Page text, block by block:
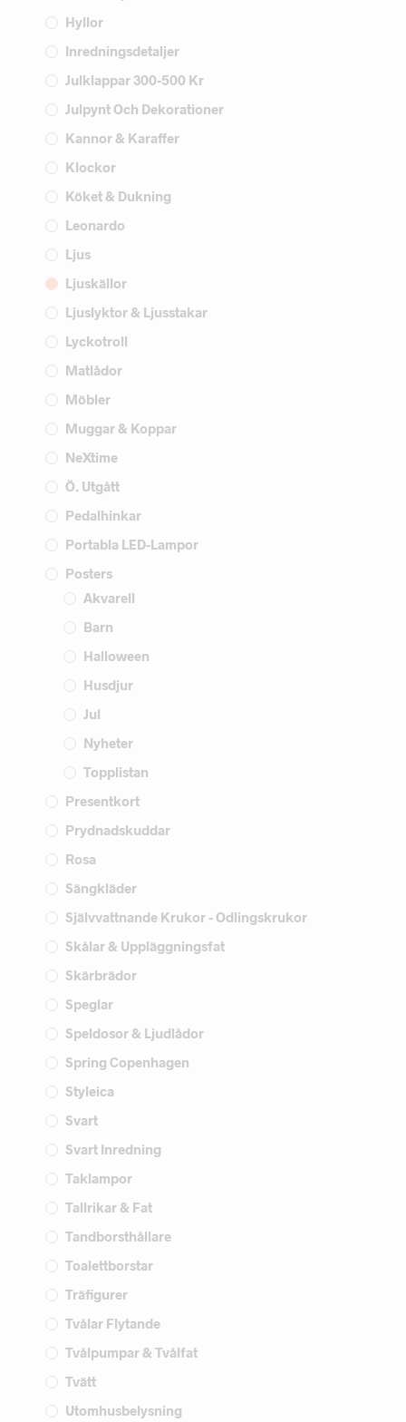
Hyllor
Inredningsdetaljer
Julklappar 300-500 Kr
Julpynt Och Dekorationer
Kannor & Karaffer
Klockor
Köket & Dukning
Leonardo
Ljus
Ljuskällor
Ljuslyktor & Ljusstakar
Lyckotroll
Matlådor
Möbler
Muggar & Koppar
NeXtime
Ö. Utgått
Pedalhinkar
Portabla LED-Lampor
Posters
Akvarell
Barn
Halloween
Husdjur
Jul
Nyheter
Topplistan
Presentkort
Prydnadskuddar
Rosa
Sängkläder
Självvattnande Krukor - Odlingskrukor
Skålar & Uppläggningsfat
Skärbrädor
Speglar
Speldosor & Ljudlådor
Spring Copenhagen
Styleica
Svart
Svart Inredning
Taklampor
Tallrikar & Fat
Tandborsthållare
Toalettborstar
Träfigurer
Tvålar Flytande
Tvålpumpar & Tvålfat
Tvätt
Utomhusbelysning